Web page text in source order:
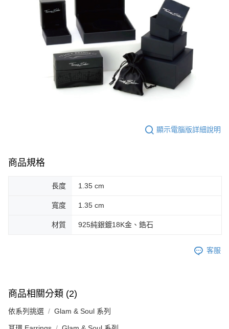
顯示電腦版詳細說明
商品規格
長度 1.35 cm
寬度 1.35 cm
材質 925純銀鍍18K金、鋯石
客服
商品相關分類 (2)
依系列挑選 Glam & Soul 系列